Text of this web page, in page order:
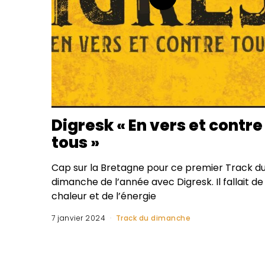
Digresk « En vers et contre
tous »
Cap sur la Bretagne pour ce premier Track
dimanche de l’année avec Digresk. Il fallait
chaleur et de l’énergie
7 janvier 2024 Track du dimanche